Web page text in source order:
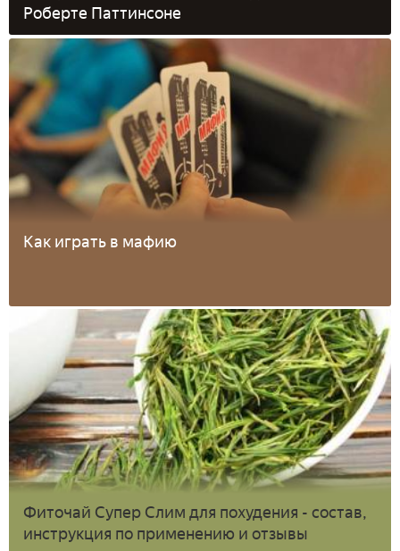
Роберте Паттинсоне
Как играть в мафию
Фиточай Супер Слим для похудения - состав,
инструкция по применению и отзывы